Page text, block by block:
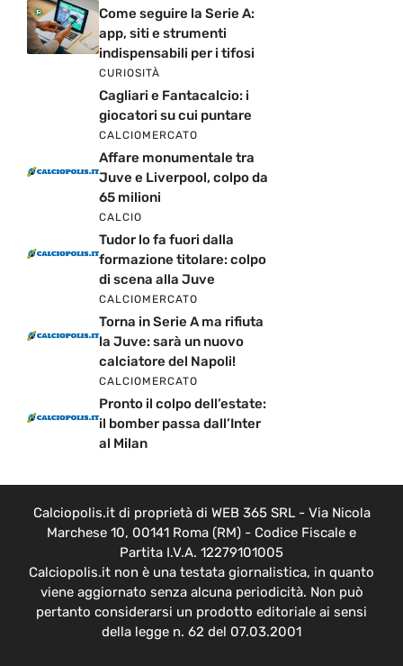
Come seguire la Serie A:
app, siti e strumenti
indispensabili per i tifosi
CURIOSITÀ
Cagliari e Fantacalcio: i
giocatori su cui puntare
CALCIOMERCATO
Affare monumentale tra
Juve e Liverpool, colpo da
65 milioni
CALCIO
Tudor lo fa fuori dalla
formazione titolare: colpo
di scena alla Juve
CALCIOMERCATO
Torna in Serie A ma rifiuta
la Juve: sarà un nuovo
calciatore del Napoli!
CALCIOMERCATO
Pronto il colpo dell’estate:
il bomber passa dall’Inter
al Milan
Calciopolis.it di proprietà di WEB 365 SRL - Via Nicola
Marchese 10, 00141 Roma (RM) - Codice Fiscale e
Partita I.V.A. 12279101005
Calciopolis.it non è una testata giornalistica, in quanto
viene aggiornato senza alcuna periodicità. Non può
pertanto considerarsi un prodotto editoriale ai sensi
della legge n. 62 del 07.03.2001